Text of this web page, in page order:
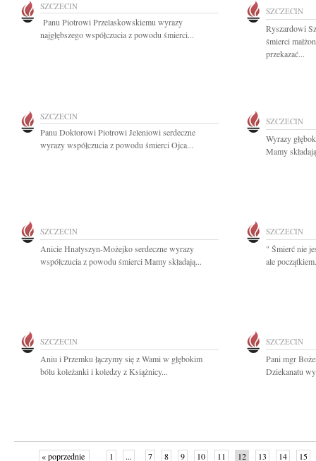
SZCZECIN
Panu Piotrowi Przelaskowskiemu wyrazy
najgłębszego współczucia z powodu śmierci...
SZCZECIN
Ryszardowi
śmierci
przekazać...
SZCZECIN
Panu Doktorowi Piotrowi Jeleniowi serdeczne
wyrazy współczucia z powodu śmierci Ojca...
SZCZECIN
Wyrazy
Mamy
SZCZECIN
Anicie Hnatyszyn-Możejko serdeczne wyrazy
współczucia z powodu śmierci Mamy składają...
SZCZECIN
" Śmierć nie
ale
SZCZECIN
Aniu i Przemku łączymy się z Wami w głębokim
bólu koleżanki i koledzy z Książnicy...
SZCZECIN
Pani mgr
Dziekanatu
« poprzednie 1 ... 7 8 9 10 11 12 13 14 15